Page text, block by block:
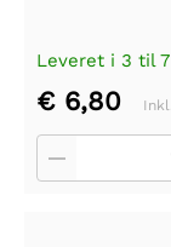
Leveret i 3 til 7
€ 6,80